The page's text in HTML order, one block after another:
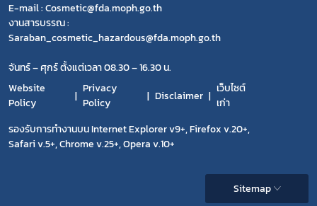
E-mail : Cosmetic@fda.moph.go.th
งานสารบรรณ :
Saraban_cosmetic_hazardous@fda.moph.go.th
จันทร์ – ศุกร์ ตั้งแต่เวลา 08.30 – 16.30 น.
Website
Policy
Privacy
Policy
Disclaimer
เว็บไซต์
เก่า
รองรับการทำงานบน Internet Explorer v9+, Firefox v.20+,
Safari v.5+, Chrome v.25+, Opera v.10+
Sitemap